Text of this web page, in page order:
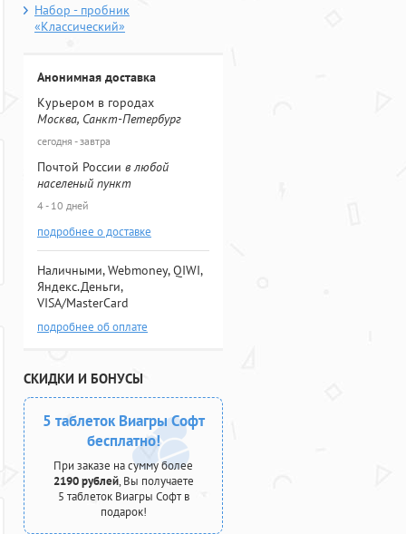
Набор - пробник
«Классический»
Анонимная доставка
Курьером в городах
Москва, Санкт-Петербург
сегодня - завтра
Почтой России в любой
населеный пункт
4 - 10 дней
подробнее о доставке
Наличными, Webmoney, QIWI,
Яндекс.Деньги,
VISA/MasterCard
подробнее об оплате
СКИДКИ И БОНУСЫ
5 таблеток Виагры Софт
бесплатно!
При заказе на сумму более
2190 рублей, Вы получаете
5 таблеток Виагры Софт в
подарок!